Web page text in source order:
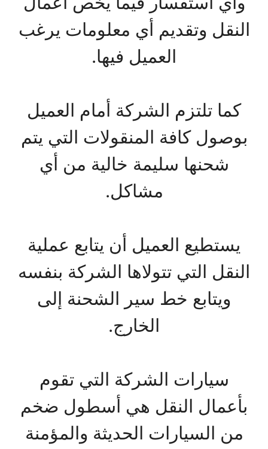
النقل وتقديم أي معلومات يرغب
العميل فيها.
كما تلتزم الشركة أمام العميل
بوصول كافة المنقولات التي يتم
شحنها سليمة خالية من أي
مشاكل.
يستطيع العميل أن يتابع عملية
النقل التي تتولاها الشركة بنفسه
ويتابع خط سير الشحنة إلى
الخارج.
سيارات الشركة التي تقوم
بأعمال النقل هي أسطول ضخم
من السيارات الحديثة والمؤمنة